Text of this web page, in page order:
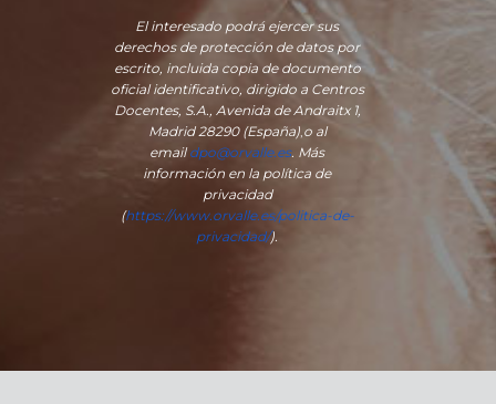
El interesado podrá ejercer sus
derechos de protección de datos por
escrito, incluida copia de documento
oficial identificativo, dirigido a Centros
Docentes, S.A., Avenida de Andraitx 1,
Madrid 28290 (España), o al
emaildpo@orvalle.es. Más
información en la política de
privacidad
(https://www.orvalle.es/politica-de-
privacidad/).